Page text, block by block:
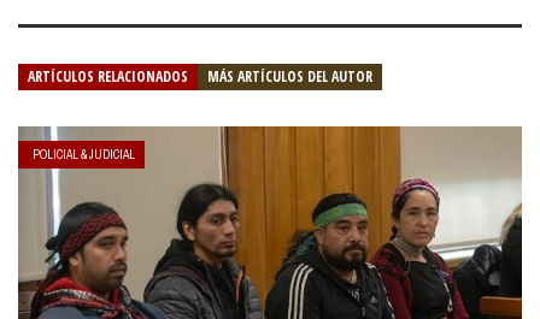
ARTÍCULOS RELACIONADOS MÁS ARTÍCULOS DEL AUTOR
POLICIAL & JUDICIAL